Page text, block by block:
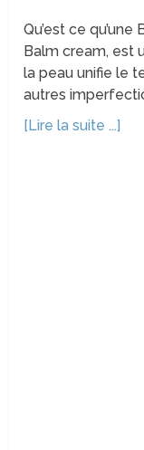
Qu’est ce
Balm cream, est
la peau unifie le
autres
[Lire la suite ...]